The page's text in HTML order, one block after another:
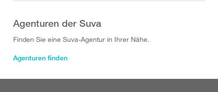
Agenturen der Suva
Finden Sie eine Suva-Agentur in Ihrer Nähe.
Agenturen finden